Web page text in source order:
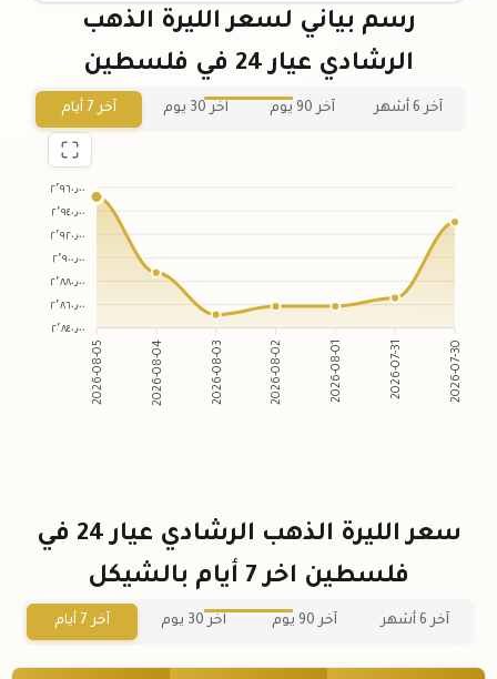
رسم بياني لسعر الليرة الذهب
الرشادي عيار 24 في فلسطين
آخر 6 أشهر آخر 90 يوم آخر 30 يوم آخر 7 أيام
٢٬٩٦٠٫٠٠
٢٬٩٤٠٫٠٠
٢٬٩٢٠٫٠٠
٢٬٩٠٠٫٠٠
٢٬٨٨٠٫٠٠
٢٬٨٦٠٫٠٠
٢٬٨٤٠٫٠٠
2026-08-05 2026-08-04 2026-08-03 2026-08-02 2026-08-01 2026-07-31 2026-07-30
سعر الليرة الذهب الرشادي عيار 24 في
فلسطين اخر 7 أيام بالشيكل
آخر 6 أشهر آخر 90 يوم آخر 30 يوم آخر 7 أيام